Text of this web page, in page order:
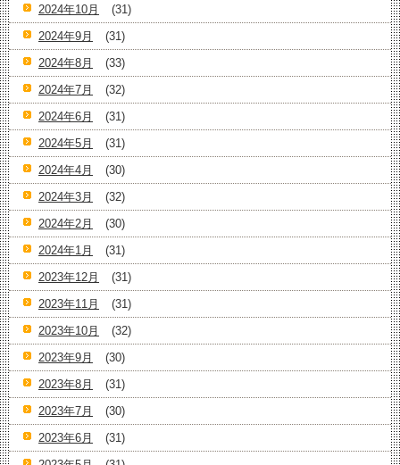
2024年10月
(31)
2024年9月
(31)
2024年8月
(33)
2024年7月
(32)
2024年6月
(31)
2024年5月
(31)
2024年4月
(30)
2024年3月
(32)
2024年2月
(30)
2024年1月
(31)
2023年12月
(31)
2023年11月
(31)
2023年10月
(32)
2023年9月
(30)
2023年8月
(31)
2023年7月
(30)
2023年6月
(31)